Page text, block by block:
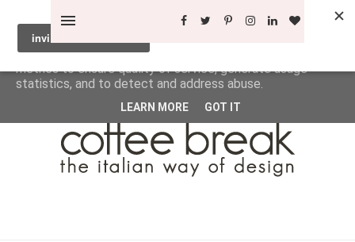
This site uses cookies from Google to deliver its services
and to analyze traffic. Your IP address and user-agent are
shared with Google along with performance and security
metrics to ensure quality of service, generate usage
statistics, and to detect and address abuse.
LEARN MORE GOT IT